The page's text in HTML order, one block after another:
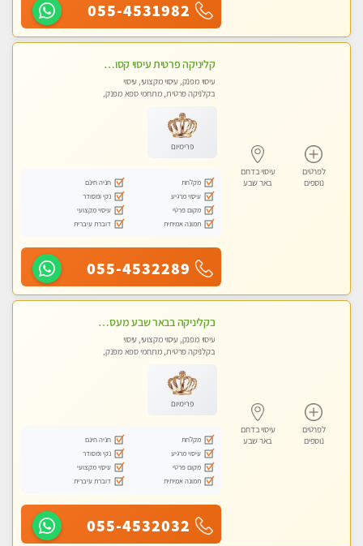
055-4531982
לפרטים
נוספים
עיסוי בדרום
באר שבע
קליניקה פרטית עיסוי קסום איכותי ומרגיע מידי זהב עיסוי שבדי קלאסי ורפלקסולוגיה שרות מקצועי
עיסוי מפנק, עיסוי מקצועי, עיסוי
בקלניקה פרטית, מתחמי ספא מפנק,
פרימיום
מקלחת
חניה חינם
עיסוי מרגיע
נקי ומסודר
מקום פרטי
עיסוי מקצועי
תמונה אמיתית
דוברת עיברית
055-4532289
לפרטים
נוספים
עיסוי בדרום
באר שבע
בקליניקה בבאר שבע מעסה מקצועית לעיסוי מפנק
עיסוי מפנק, עיסוי מקצועי, עיסוי
בקלניקה פרטית, מתחמי ספא מפנק,
פרימיום
מקלחת
חניה חינם
עיסוי מרגיע
נקי ומסודר
מקום פרטי
עיסוי מקצועי
תמונה אמיתית
דוברת עיברית
055-4532032